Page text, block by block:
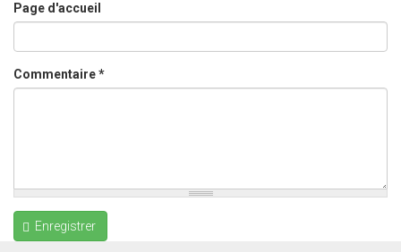
Page d'accueil
Commentaire*
Enregistrer